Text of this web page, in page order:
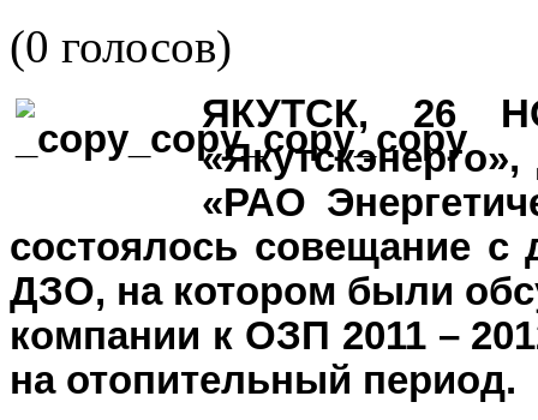
(0 голосов)
ЯКУТСК, 26
«РАО
состоялось совещание
ДЗО, на котором были
компании к ОЗП 2011 –
на отопительный период.